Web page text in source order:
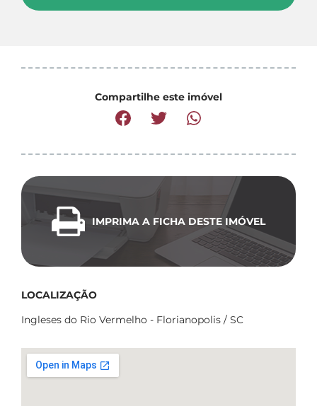
Compartilhe este imóvel
IMPRIMA A FICHA DESTE IMÓVEL
LOCALIZAÇÃO
Ingleses do Rio Vermelho - Florianopolis / SC